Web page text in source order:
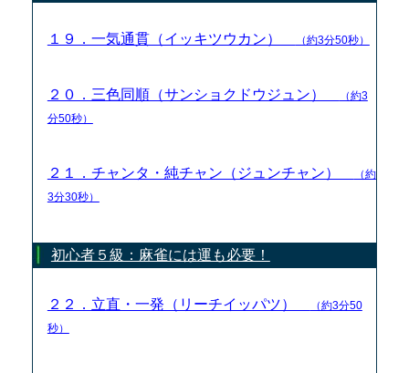
１９．一気通貫（イッキツウカン） （約3分50秒）
２０．三色同順（サンショクドウジュン）
（約3
分50秒）
２１．チャンタ・純チャン（ジュンチャン）
（約
3分30秒）
初心者５級：麻雀には運も必要！
２２．立直・一発（リーチイッパツ）
（約3分50
秒）